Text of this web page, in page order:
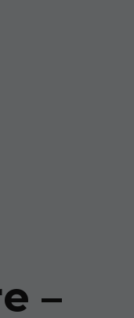
–